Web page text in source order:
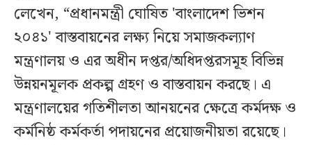
লেখেন, “প্রধানমন্ত্রী ঘোষিত 'বাংলাদেশ ভিশন
২০৪১' বাস্তবায়নের লক্ষ্য নিয়ে সমাজকল্যাণ
মন্ত্রণালয় ও এর অধীন দপ্তর/অধিদপ্তরসমূহ বিভিন্ন
উন্নয়নমূলক প্রকল্প গ্রহণ ও বাস্তবায়ন করছে। এ
মন্ত্রণালয়ের গতিশীলতা আনয়নের ক্ষেত্রে কর্মদক্ষ ও
কর্মনিষ্ঠ কর্মকর্তা পদায়নের প্রয়োজনীয়তা রয়েছে।